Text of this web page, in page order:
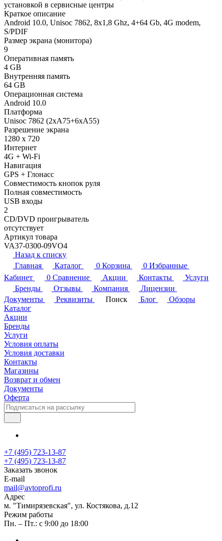
установкой в сервисные центры
Краткое описание
Android 10.0, Unisoc 7862, 8х1,8 Ghz, 4+64 Gb, 4G modem,
S/PDIF
Размер экрана (монитора)
9
Оперативная память
4 GB
Внутренняя память
64 GB
Операционная система
Android 10.0
Платформа
Unisoc 7862 (2xA75+6xA55)
Разрешение экрана
1280 x 720
Интернет
4G + Wi-Fi
Навигация
GPS + Глонасс
Совместимость кнопок руля
Полная совместимость
USB входы
2
CD/DVD проигрыватель
отсутствует
Артикул товара
VA37-0300-09VO4
Назад к списку
Главная
Каталог 0 Корзина 0 Избранные
Кабинет
0 Сравнение Акции Контакты
Услуги
Бренды
Отзывы Компания
Лицензии
Документы
Реквизиты Поиск Блог
Обзоры
Каталог
Акции
Бренды
Услуги
Условия оплаты
Условия доставки
Контакты
Магазины
Возврат и обмен
Документы
Оферта
+7 (495) 723-13-87
+7 (495) 723-13-87
Заказать звонок
E-mail
mail@avtoprofi.ru
Адрес
м. "Тимирязевская", ул. Костякова, д.12
Режим работы
Пн. – Пт.: с 9:00 до 18:00